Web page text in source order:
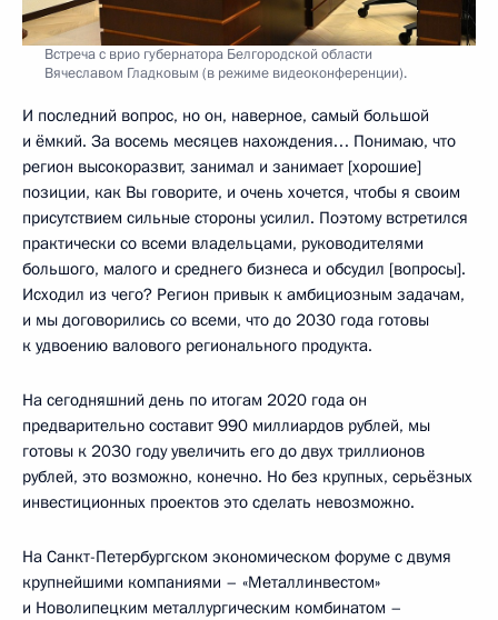
Встреча с врио губернатора Белгородской области
Вячеславом Гладковым (в режиме видеоконференции).
И последний вопрос, но он, наверное, самый большой
и ёмкий. За восемь месяцев нахождения… Понимаю, что
регион высокоразвит, занимал и занимает [хорошие]
позиции, как Вы говорите, и очень хочется, чтобы я своим
присутствием сильные стороны усилил. Поэтому встретился
практически со всеми владельцами, руководителями
большого, малого и среднего бизнеса и обсудил [вопросы].
Исходил из чего? Регион привык к амбициозным задачам,
и мы договорились со всеми, что до 2030 года готовы
к удвоению валового регионального продукта.
На сегодняшний день по итогам 2020 года он
предварительно составит 990 миллиардов рублей, мы
готовы к 2030 году увеличить его до двух триллионов
рублей, это возможно, конечно. Но без крупных, серьёзных
инвестиционных проектов это сделать невозможно.
На Санкт-Петербургском экономическом форуме с двумя
крупнейшими компаниями – «Металлинвестом»
и Новолипецким металлургическим комбинатом –